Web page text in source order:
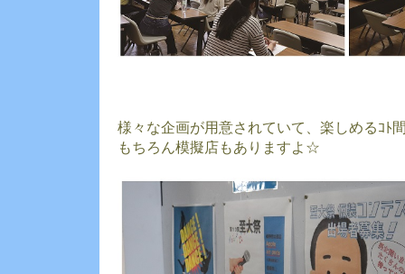
様々な企画が用意されていて、楽しめるｺﾄ
もちろん模擬店もありますよ☆